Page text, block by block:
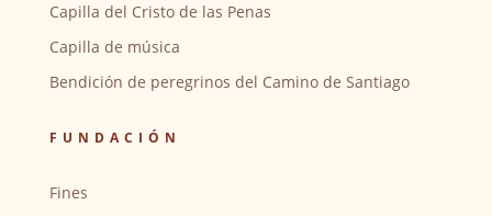
Capilla del Cristo de las Penas
Capilla de música
Bendición de peregrinos del Camino de Santiago
FUNDACIÓN
Fines